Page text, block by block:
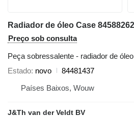
Preço sob consulta
Peça sobressalente - radiador de óleo
Estado novo
84481437
Países Baixos, Wouw
J&Th van der Veldt BV